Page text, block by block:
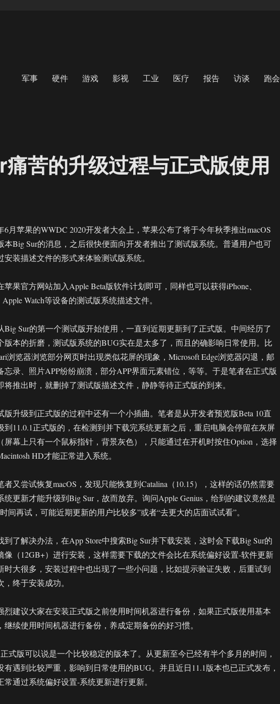
军事 硬件 游戏 影视 工业 医疗 报告 访谈 跑会
苦的升级过程与正式版使用
6月苹果的WWDC 2020开发者大会上，苹果公布了将于今年秋季推出macOS
本Big Sur的消息，之后很快便面向开发者推出了测试版系统。普通用户也可
安装描述文件的形式来体验测试版系统。
苹果官方网站加入Apple Beta版软件计划即可，同样也可以获得iPhone、
Apple Watch等设备的测试版系统描述文件。
Big Sur的第一个测试版开始使用，一直到近期更新到了正式版。中间经历了
版本的折磨，测试版系统的BUG实在是太多了，而且的确影响日常使用。比
浏览器浏览部分网页时出现类似花屏的现象，Microsoft Edge浏览器闪退，邮
忘录、照片APP纷纷崩溃，部分APP界面元素错位，等等。于是笔者在正式版
将推出时，就删掉了测试版描述文件，静静等待正式版的到来。
版升级到正式版的过程中还有一个小插曲。笔者是从开发者预览版Beta 10直
到11.0.1正式版的，在检测到并下载完系统更新之后，重启电脑会停留在灰屏
屏幕上只有一个鼠标指针，背景灰色），只能通过在开机时按住Option，选择
HD才能正常进入系统。
者又尝试恢复macOS，发现只能恢复到Catalina（10.15），这样的话仍然需要
统更新才能升级到Big Sur，故而放弃。询问Apple Genius，给到的建议竟然是
间再试，可能近期更新的用户比较多”或者“去更大的店面试试看”。
到了解决办法，在App Store中搜索Big Sur并下载安装，这时会下载Big Sur的
像（12GB+）进行安装，这样需要下载的文件会比在系统偏好设置-软件更新
时大很多，安装过程中也出现了一些小问题，比如提示验证失败，后重试到
，终于安装成功。
烈建议大家在安装正式版之前使用时间机器进行备份，如果正式版使用基本
继续使用时间机器进行备份，养成定期备份的好习惯。
正式版可以说是一个比较稳定的版本了。从更新至今已经有半个多月的时间，
有遇到比较严重，影响到日常使用的BUG。并且近日11.1版本也已正式发布，
常通过系统偏好设置-系统更新进行更新。